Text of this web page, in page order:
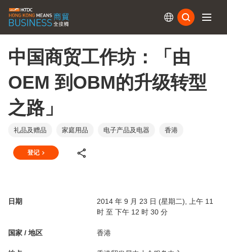
中国商贸工作坊：「由
OEM 到OBM的升级转型
之路」
礼品及赠品 家庭用品 电子产品及电器 香港
登记
日期
2014 年 9 月 23 日 (星期二), 上午 11
时 至 下午 12 时 30 分
国家 / 地区 香港